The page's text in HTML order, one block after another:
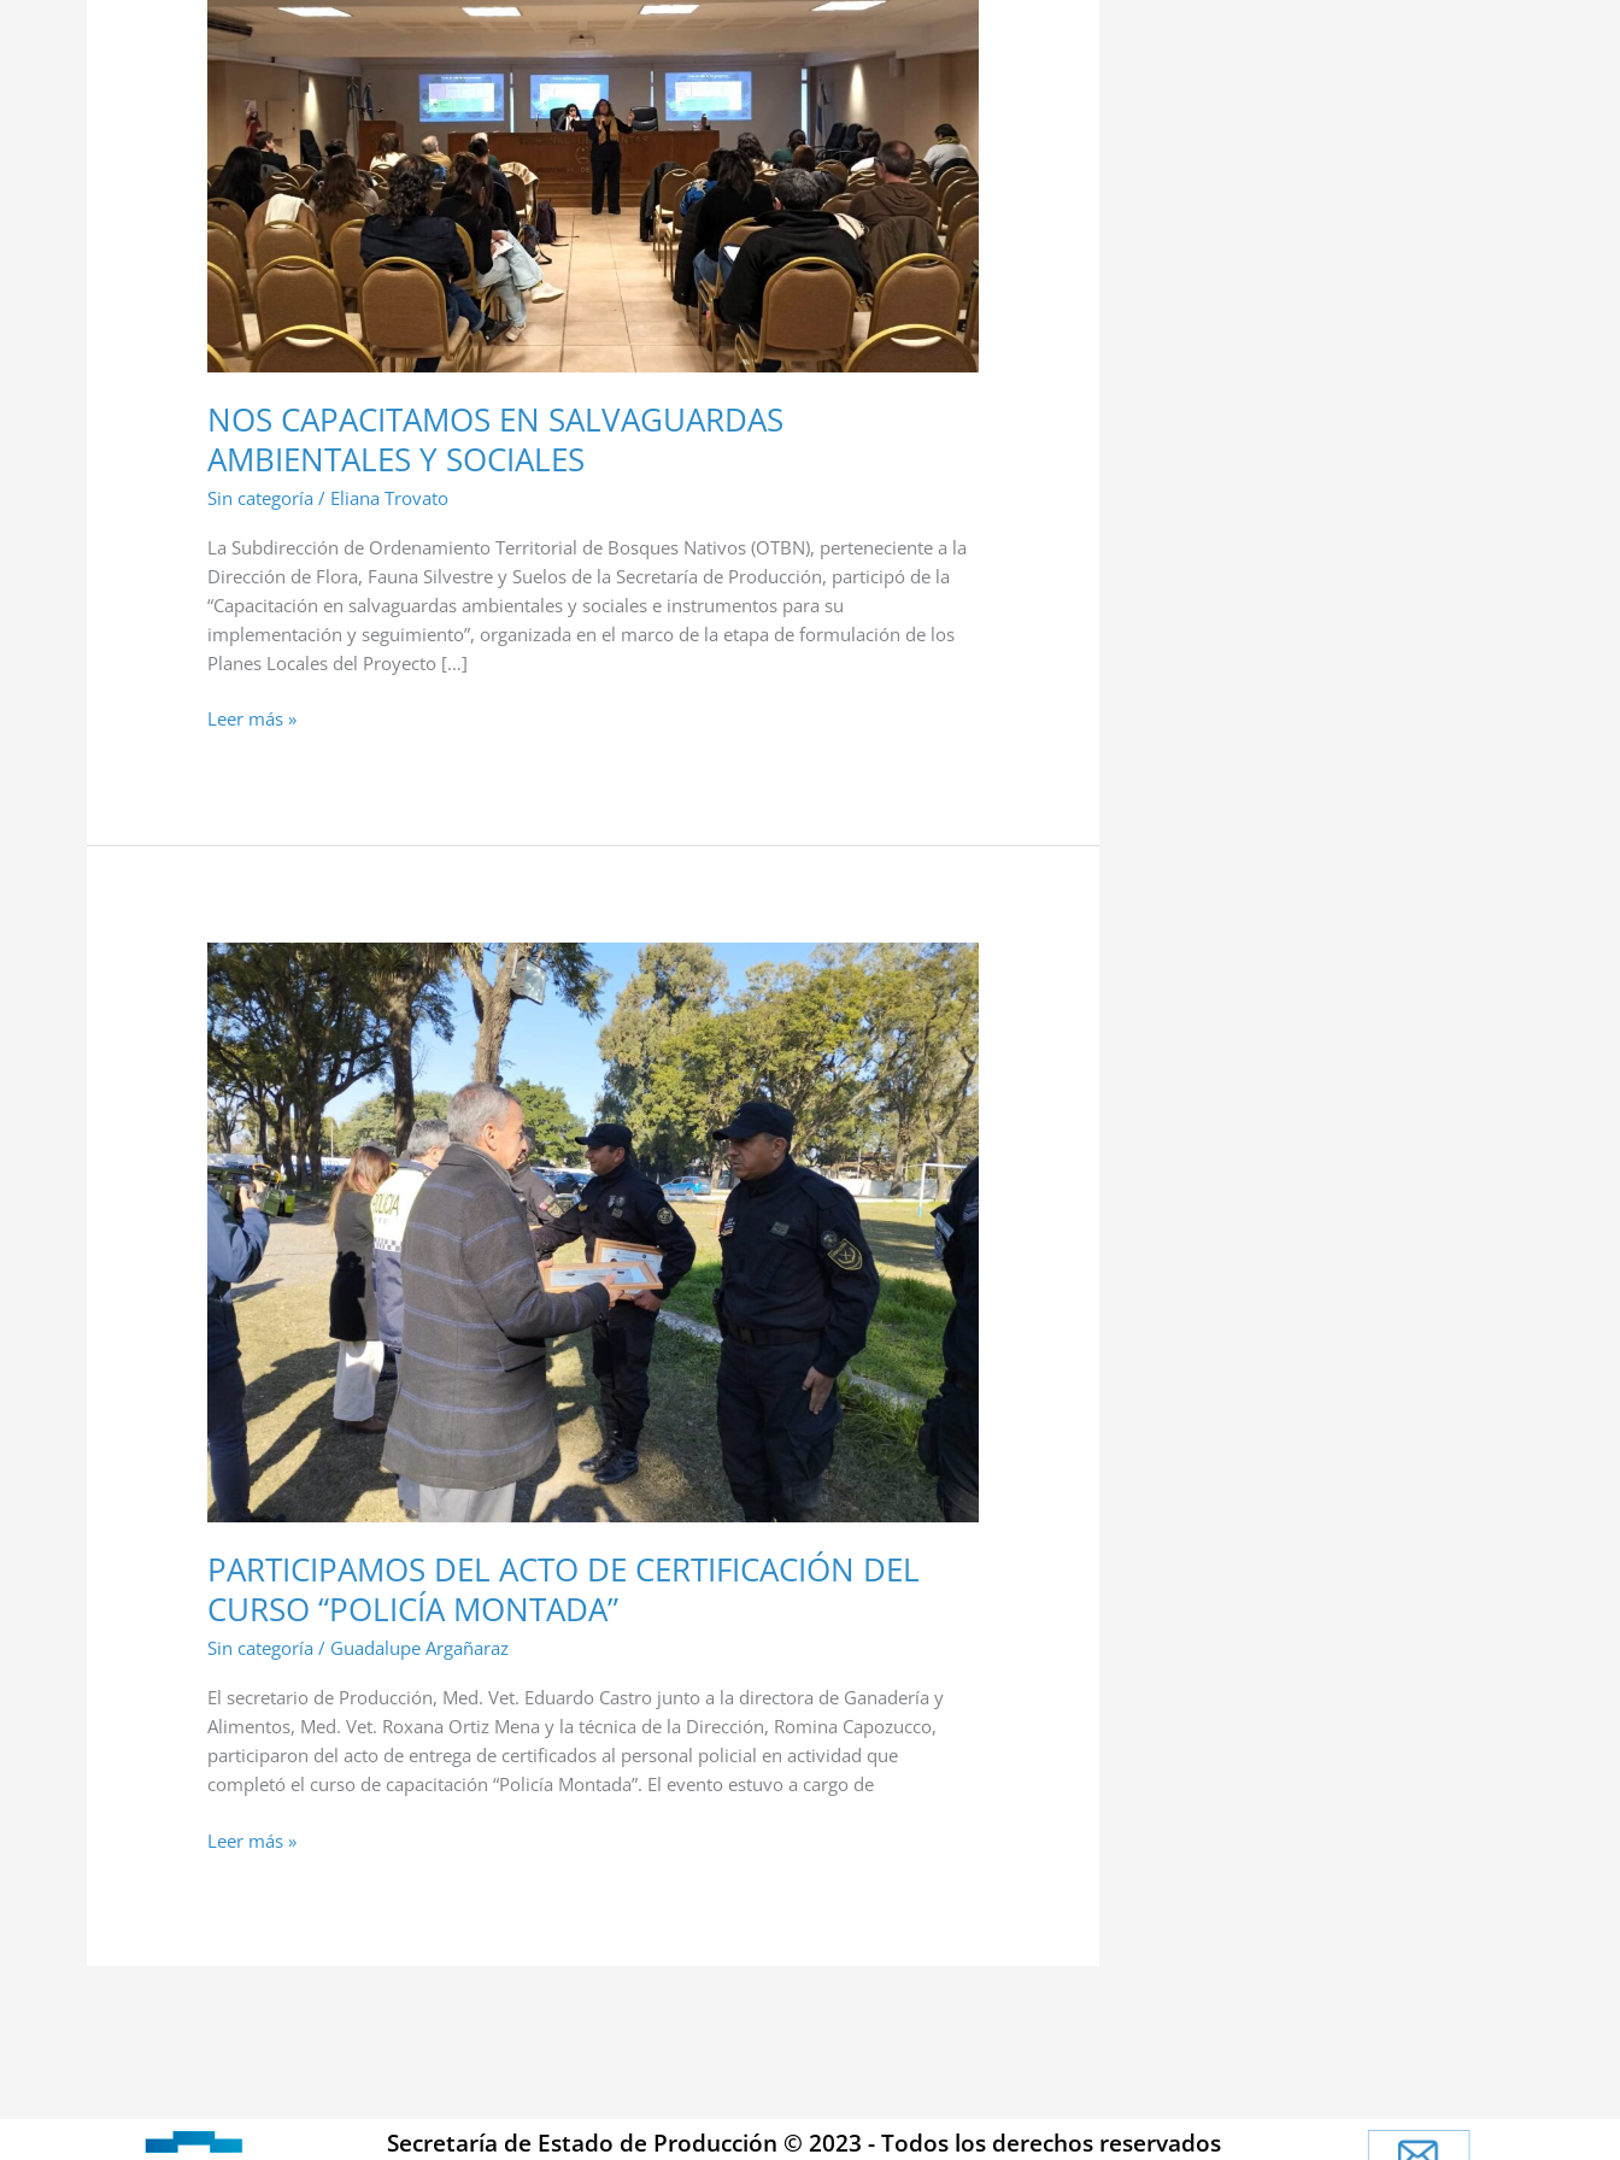
NOS CAPACITAMOS EN SALVAGUARDAS
AMBIENTALES Y SOCIALES
Sin categoría / Eliana Trovato
La Subdirección de Ordenamiento Territorial de Bosques Nativos (OTBN), perteneciente a la
Dirección de Flora, Fauna Silvestre y Suelos de la Secretaría de Producción, participó de la
“Capacitación en salvaguardas ambientales y sociales e instrumentos para su
implementación y seguimiento”, organizada en el marco de la etapa de formulación de los
Planes Locales del Proyecto […]
SALVAGUARDAS
AMBIENTALES
Y
SOCIALES
Leer más »
PARTICIPAMOS DEL ACTO DE CERTIFICACIÓN DEL
CURSO “POLICÍA MONTADA”
Sin categoría / Guadalupe Argañaraz
El secretario de Producción, Med. Vet. Eduardo Castro junto a la directora de Ganadería y
Alimentos, Med. Vet. Roxana Ortiz Mena y la técnica de la Dirección, Romina Capozucco,
participaron del acto de entrega de certificados al personal policial en actividad que
completó el curso de capacitación “Policía Montada”. El evento estuvo a cargo de
PARTICIPAMOS
DEL
ACTO
DE
CERTIFICACIÓN
DEL
CURSO
“POLICÍA
MONTADA”
Leer más »
Secretaría de Estado de Producción © 2023 - Todos los derechos reservados